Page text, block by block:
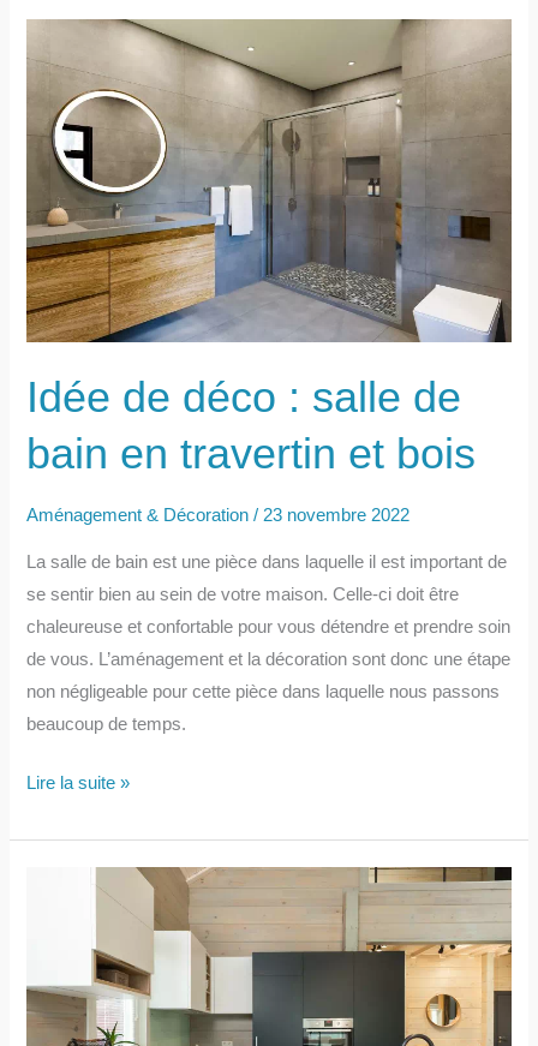
idéale
table
manger :
mange-
debout,
table
de
ou
salle
manger
Idée de déco : salle de
bain en travertin et bois
Aménagement & Décoration / 23 novembre 2022
La salle de bain est une pièce dans laquelle il est important de
se sentir bien au sein de votre maison. Celle-ci doit être
chaleureuse et confortable pour vous détendre et prendre soin
de vous. L’aménagement et la décoration sont donc une étape
non négligeable pour cette pièce dans laquelle nous passons
beaucoup de temps.
Idée
déco
en
travertin
Lire la suite »